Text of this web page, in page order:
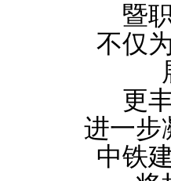
暨
不仅
更
进一步
中铁